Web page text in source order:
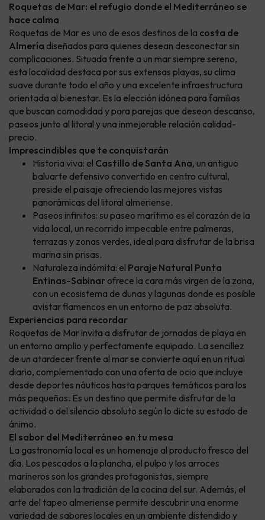
Roquetas de Mar: el refugio donde el Mediterráneo se
hace calma
Roquetas de Mar es uno de esos destinos de la costa de
Almería diseñados para quienes desean desconectar sin
complicaciones. Situada frente a un mar siempre sereno,
esta localidad destaca por sus extensas playas, su clima
suave durante todo el año y una excelente infraestructura
orientada al bienestar. Es la elección idónea para familias
que buscan comodidad y para parejas que desean descanso,
paseos junto al litoral y una inmejorable relación calidad-
precio.
Imprescindibles que te conquistarán
Historia viva: el Castillo de Santa Ana, un antiguo
baluarte defensivo convertido en centro cultural,
preside el paisaje ofreciendo las mejores vistas
panorámicas del litoral almeriense.
Paseos infinitos: su paseo marítimo es el corazón de la
vida local, un recorrido impecable entre palmeras,
terrazas y zonas verdes, ideal para disfrutar de la brisa
marina sin prisas.
Naturaleza indómita: el Paraje Natural Punta
Entinas-Sabinar ofrece la cara más virgen de la zona,
con un ecosistema de dunas y lagunas donde es posible
avistar flamencos en un entorno de paz absoluta.
Experiencias para recordar
Roquetas de Mar invita a disfrutar de jornadas de playa en
un entorno amplio y perfectamente equipado. La sencillez
de un atardecer frente al mar se convierte aquí en un ritual
diario, complementado con una oferta de ocio que incluye
desde deportes náuticos hasta parques temáticos para los
más pequeños. Es un destino que permite disfrutar de la
actividad o del silencio absoluto según lo dicte su estado de
ánimo.
El sabor del Mediterráneo en tu mesa
La gastronomía local es un homenaje al producto fresco del
día. Los pescados a la plancha, el pulpo y los arroces
marineros son los grandes protagonistas, siempre
elaborados con la tradición de la cocina del sur. Además, el
arte del tapeo almeriense permite descubrir una enorme
variedad de sabores locales en un ambiente distendido y